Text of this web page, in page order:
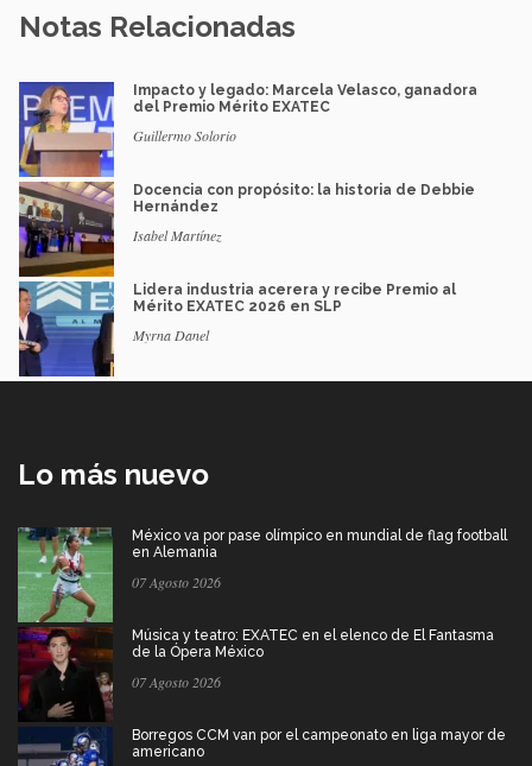
Notas Relacionadas
Impacto y legado: Marcela Velasco, ganadora
del Premio Mérito EXATEC
Guillermo Solorio
Docencia con propósito: la historia de Debbie
Hernández
Isabel Martínez
Lidera industria acerera y recibe Premio al
Mérito EXATEC 2026 en SLP
Myrna Danel
Lo más nuevo
México va por pase olímpico en mundial de flag football
en Alemania
07 Agosto 2026
Música y teatro: EXATEC en el elenco de El Fantasma
de la Ópera México
07 Agosto 2026
Borregos CCM van por el campeonato en liga mayor de
americano